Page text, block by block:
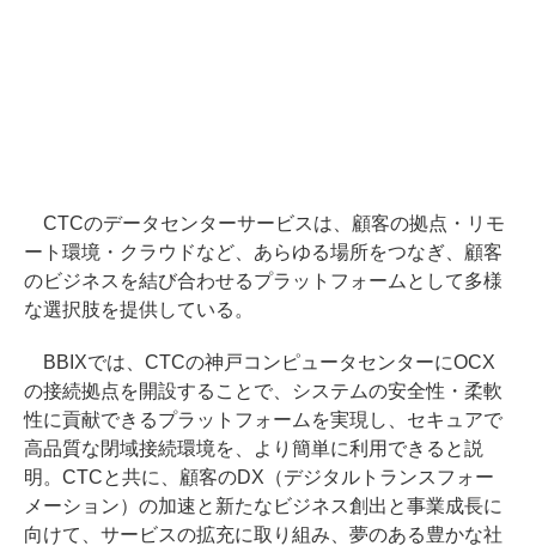
CTCのデータセンターサービスは、顧客の拠点・リモ
ート環境・クラウドなど、あらゆる場所をつなぎ、顧客
のビジネスを結び合わせるプラットフォームとして多様
な選択肢を提供している。
BBIXでは、CTCの神戸コンピュータセンターにOCX
の接続拠点を開設することで、システムの安全性・柔軟
性に貢献できるプラットフォームを実現し、セキュアで
高品質な閉域接続環境を、より簡単に利用できると説
明。CTCと共に、顧客のDX（デジタルトランスフォー
メーション）の加速と新たなビジネス創出と事業成長に
向けて、サービスの拡充に取り組み、夢のある豊かな社